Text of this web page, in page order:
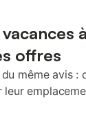
offres
même avis :